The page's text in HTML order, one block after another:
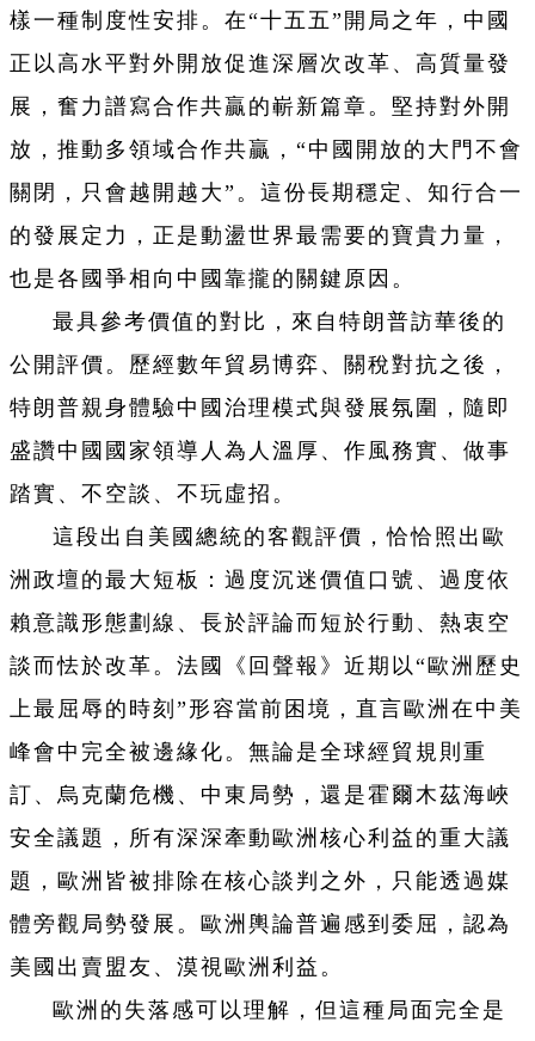
樣一種制度性安排。在“十五五”開局之年，中國
正以高水平對外開放促進深層次改革、高質量發
展，奮力譜寫合作共贏的嶄新篇章。堅持對外開
放，推動多領域合作共贏，“中國開放的大門不會
關閉，只會越開越大”。這份長期穩定、知行合一
的發展定力，正是動盪世界最需要的寶貴力量，
也是各國爭相向中國靠攏的關鍵原因。
最具參考價值的對比，來自特朗普訪華後的
公開評價。歷經數年貿易博弈、關稅對抗之後，
特朗普親身體驗中國治理模式與發展氛圍，隨即
盛讚中國國家領導人為人溫厚、作風務實、做事
踏實、不空談、不玩虛招。
這段出自美國總統的客觀評價，恰恰照出歐
洲政壇的最大短板：過度沉迷價值口號、過度依
賴意識形態劃線、長於評論而短於行動、熱衷空
談而怯於改革。法國《回聲報》近期以“歐洲歷史
上最屈辱的時刻”形容當前困境，直言歐洲在中美
峰會中完全被邊緣化。無論是全球經貿規則重
訂、烏克蘭危機、中東局勢，還是霍爾木茲海峽
安全議題，所有深深牽動歐洲核心利益的重大議
題，歐洲皆被排除在核心談判之外，只能透過媒
體旁觀局勢發展。歐洲輿論普遍感到委屈，認為
美國出賣盟友、漠視歐洲利益。
歐洲的失落感可以理解，但這種局面完全是